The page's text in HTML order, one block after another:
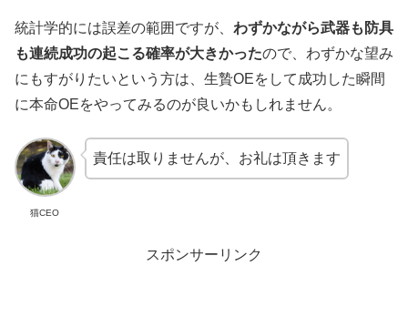
統計学的には誤差の範囲ですが、 わずかながら武器も防具
も連続成功の起こる確率が大きかったので、わずかな望み
にもすがりたいという方は、生贄OEをして成功した瞬間
に本命OEをやってみるのが良いかもしれません。
猫CEO
責任は取りませんが、お礼は頂きます
スポンサーリンク